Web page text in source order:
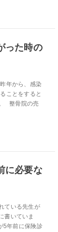
った時の
年から、感染
ことをすると
整骨院の売
に必要な
ている先生が
書いていま
5年前に保険診